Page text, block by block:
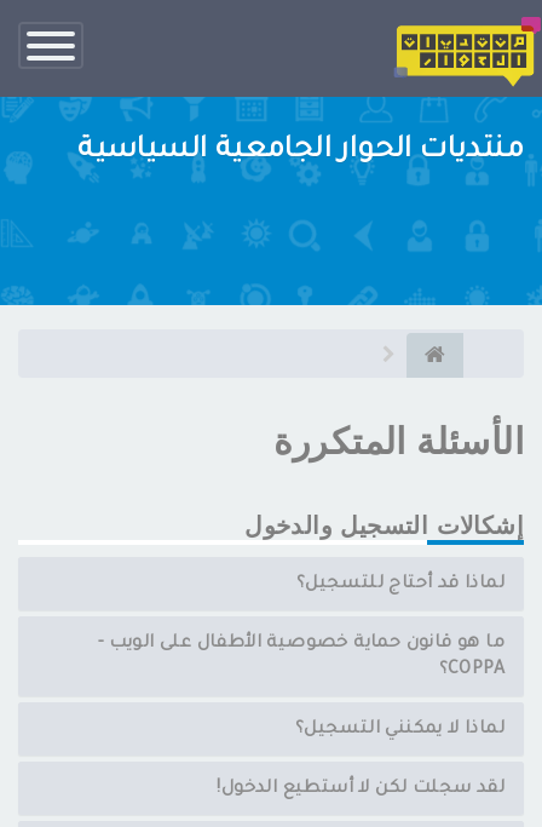
تبديل
الناف
منتديات الحوار الجامعية السياسية
الأسئلة المتكررة
إشكالات التسجيل والدخول
لماذا قد أحتاج للتسجيل؟
ما هو قانون حماية خصوصية الأطفال على الويب -
COPPA؟
لماذا لا يمكنني التسجيل؟
لقد سجلت لكن لا أستطيع الدخول!